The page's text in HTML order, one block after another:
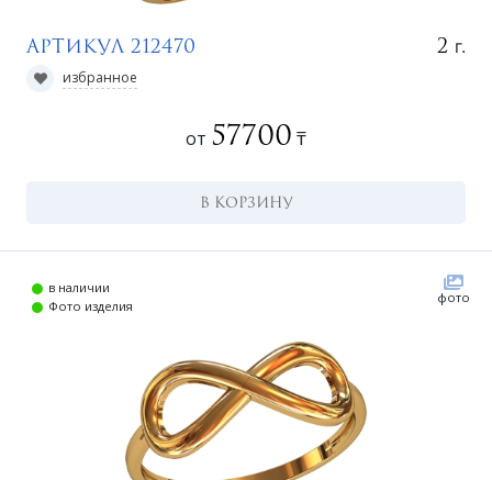
Артикул 212470 2 г.
избранное
от 57700 ₸
В КОРЗИНУ
в наличии
Фото изделия
фото